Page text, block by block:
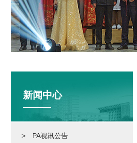
新闻中心
> PA视讯公告